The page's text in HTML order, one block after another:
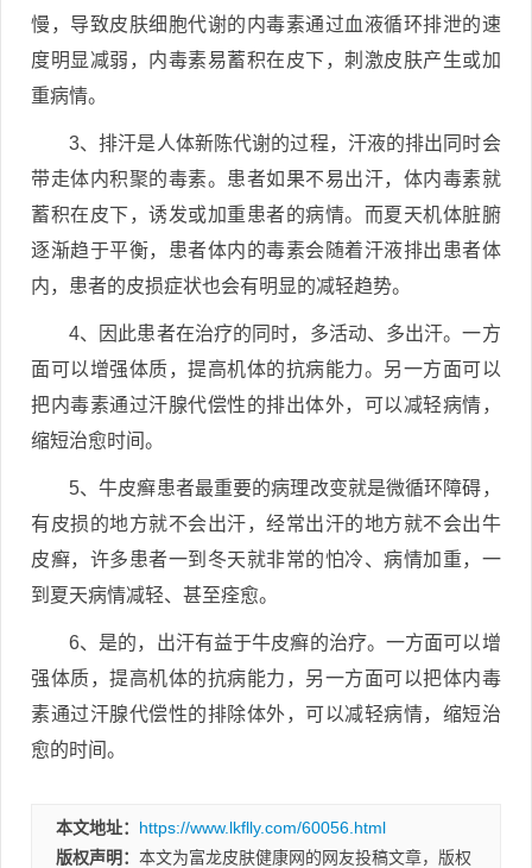
慢，导致皮肤细胞代谢的内毒素通过血液循环排泄的速
度明显减弱，内毒素易蓄积在皮下，刺激皮肤产生或加
重病情。
3、排汗是人体新陈代谢的过程，汗液的排出同时会
带走体内积聚的毒素。患者如果不易出汗，体内毒素就
蓄积在皮下，诱发或加重患者的病情。而夏天机体脏腑
逐渐趋于平衡，患者体内的毒素会随着汗液排出患者体
内，患者的皮损症状也会有明显的减轻趋势。
4、因此患者在治疗的同时，多活动、多出汗。一方
面可以增强体质，提高机体的抗病能力。另一方面可以
把内毒素通过汗腺代偿性的排出体外，可以减轻病情，
缩短治愈时间。
5、牛皮癣患者最重要的病理改变就是微循环障碍，
有皮损的地方就不会出汗，经常出汗的地方就不会出牛
皮癣，许多患者一到冬天就非常的怕冷、病情加重，一
到夏天病情减轻、甚至痊愈。
6、是的，出汗有益于牛皮癣的治疗。一方面可以增
强体质，提高机体的抗病能力，另一方面可以把体内毒
素通过汗腺代偿性的排除体外，可以减轻病情，缩短治
愈的时间。
本文地址： https://www.lkflly.com/60056.html
版权声明： 本文为富龙皮肤健康网的网友投稿文章，版权